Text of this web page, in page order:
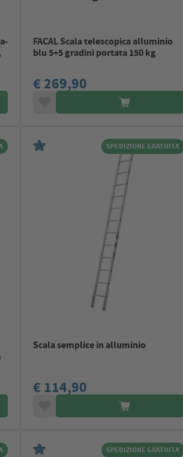
FACAL Scala telescopica alluminio
blu 5+5 gradini portata 150 kg
€ 269,90
SPEDIZIONE GRATUITA
Scala semplice in alluminio
€ 114,90
SPEDIZIONE GRATUITA